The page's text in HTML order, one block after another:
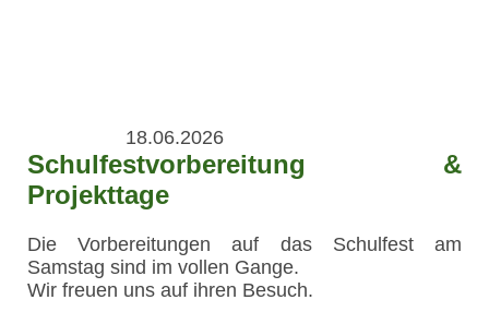
18.06.2026
Schulfestvorbereitung &
Projekttage
Die Vorbereitungen auf das Schulfest am
Samstag sind im vollen Gange.
Wir freuen uns auf ihren Besuch.